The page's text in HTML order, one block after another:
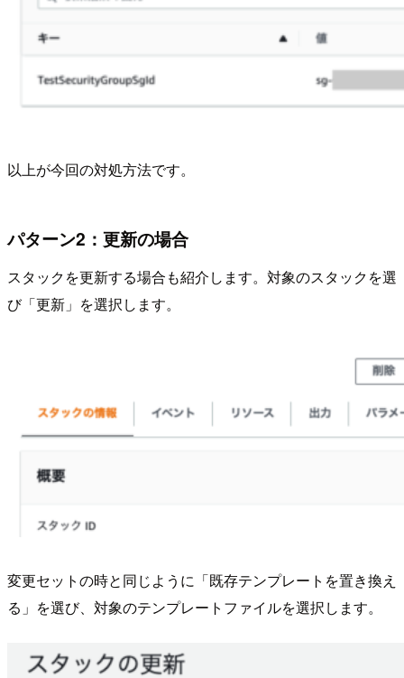
以上が今回の対処方法です。
パターン2：更新の場合
スタックを更新する場合も紹介します。対象のスタックを選
び「更新」を選択します。
変更セットの時と同じように「既存テンプレートを置き換え
る」を選び、対象のテンプレートファイルを選択します。